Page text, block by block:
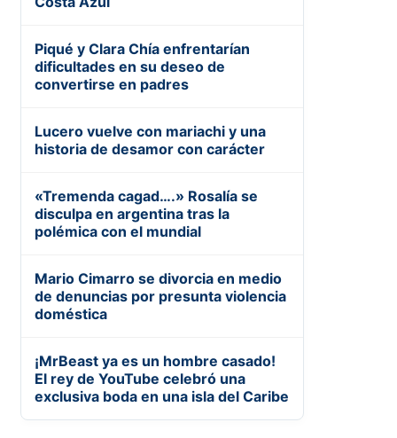
Piqué y Clara Chía enfrentarían
dificultades en su deseo de
convertirse en padres
Lucero vuelve con mariachi y una
historia de desamor con carácter
«Tremenda cagad….» Rosalía se
disculpa en argentina tras la
polémica con el mundial
Mario Cimarro se divorcia en medio
de denuncias por presunta violencia
doméstica
¡MrBeast ya es un hombre casado!
El rey de YouTube celebró una
exclusiva boda en una isla del Caribe